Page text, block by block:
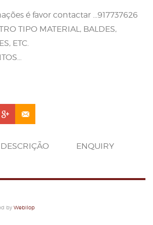
é favor contactar …917737626
TIPO MATERIAL, BALDES,
ETC.
DESCRIÇÃO ENQUIRY
by Webilop